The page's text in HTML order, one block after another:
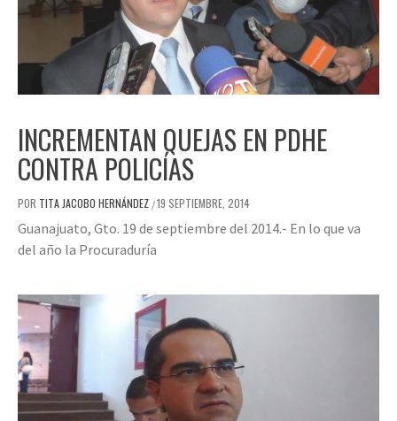
INCREMENTAN QUEJAS EN PDHE
CONTRA POLICÍAS
POR TITA JACOBO HERNÁNDEZ /19 SEPTIEMBRE, 2014
Guanajuato, Gto. 19 de septiembre del 2014.- En lo que va
del año la Procuraduría